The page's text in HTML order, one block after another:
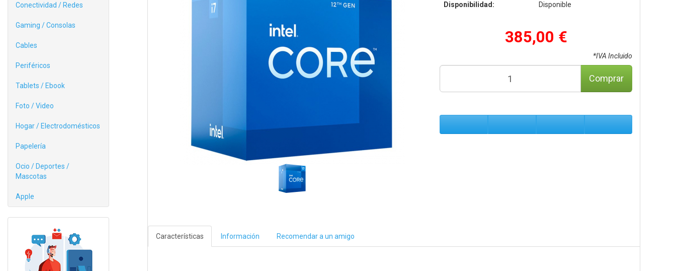
Conectividad / Redes
Gaming / Consolas
Cables
Periféricos
Tablets / Ebook
Foto / Video
Hogar / Electrodomésticos
Papelería
Ocio / Deportes /
Mascotas
Apple
Disponibilidad: Disponible
385,00 €
*IVA Incluido
Comprar
Características Información Recomendar a un amigo